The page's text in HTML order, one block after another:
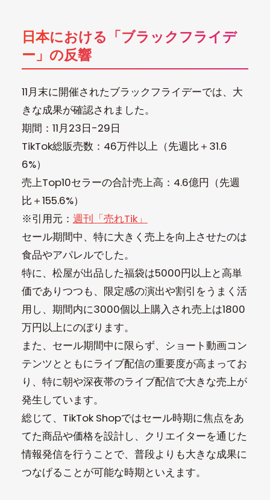
日本における「ブラックフライデ
ー」の反響
11月末に開催されたブラックフライデーでは、大
きな成果が確認されました。
期間：11月23日-29日
TikTok総販売数：46万件以上（先週比＋31.6
6%）
売上Top10セラーの合計売上高：4.6億円（先週
比＋155.6%）
※引用元： 週刊「売れTik」
セール期間中、特に大きく売上を向上させたのは
食品やアパレルでした。
特に、松屋が出品した福袋は5000円以上と高単
価でありつつも、限定感の演出や割引をうまく活
用し、期間内に3000個以上購入され売上は1800
万円以上にのぼります。
また、セール期間中に限らず、ショート動画コン
テンツとともにライブ配信の重要度が高まってお
り、特に朝や深夜帯のライブ配信で大きな売上が
発生しています。
総じて、TikTok Shopではセール時期に焦点をあ
てた商品や価格を設計し、クリエイターを通じた
情報発信を行うことで、普段よりも大きな成果に
つなげることが可能な時期といえます。